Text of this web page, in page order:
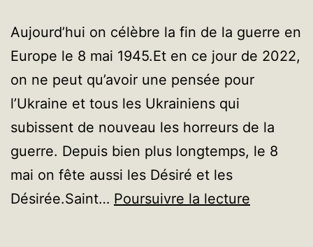
Aujourd’hui on célèbre la fin de la guerre en
Europe le 8 mai 1945.Et en ce jour de 2022,
on ne peut qu’avoir une pensée pour
l’Ukraine et tous les Ukrainiens qui
subissent de nouveau les horreurs de la
guerre. Depuis bien plus longtemps, le 8
mai on fête aussi les Désiré et les
Désirée.Saint… Poursuivre la lecture